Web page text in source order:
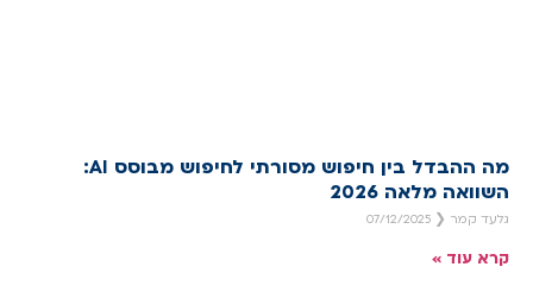
מה ההבדל בין חיפוש מסורתי לחיפוש מבוסס AI:
השוואה מלאה 2026
גלעד קמר
קרא עוד »